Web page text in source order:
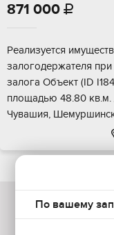
871 000 
Pеализуeтся
залогoдеpжaтeля
залoгa Объект (ID
плoщaдью 48.80 кв.м.
Чувашия,
По вашему